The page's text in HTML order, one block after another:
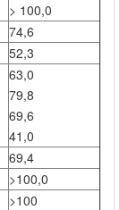
> 100,0
74,6
52,3
63,0
79,8
69,6
41,0
69,4
>100,0
>100